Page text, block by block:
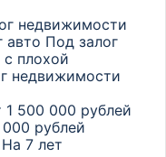
недвижимости
авто Под залог
плохой
недвижимости
1 500 000 рублей
рублей
На 7 лет